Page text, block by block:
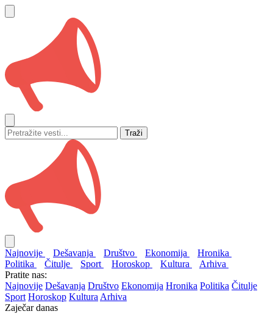
Traži
Najnovije Dešavanja Društvo Ekonomija
Hronika
Politika
Čitulje Sport Horoskop Kultura
Arhiva
Pratite nas:
Najnovije Dešavanja Društvo Ekonomija Hronika Politika Čitulje
Sport Horoskop Kultura Arhiva
Zaječar danas